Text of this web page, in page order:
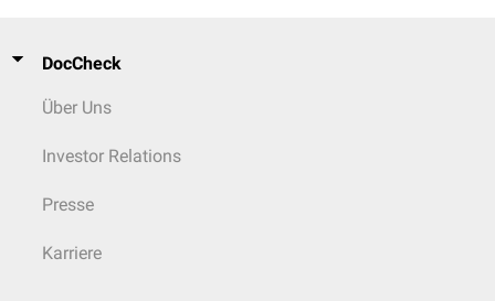
DocCheck
Über Uns
Investor Relations
Presse
Karriere